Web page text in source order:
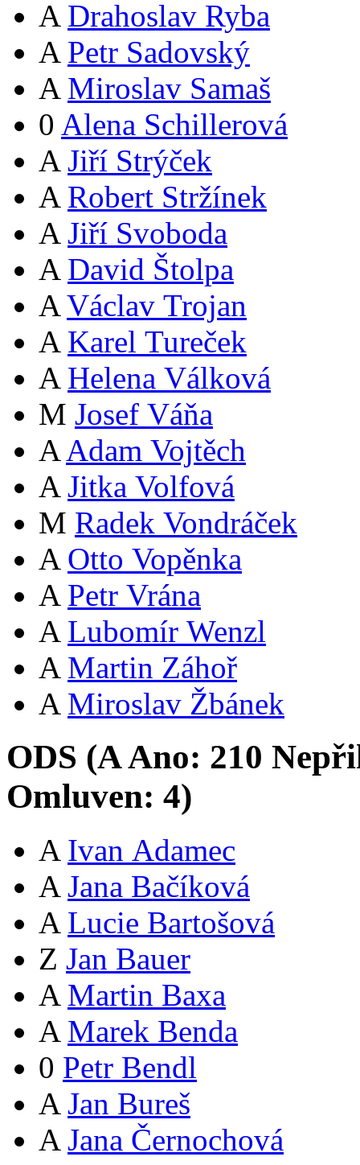
A Drahoslav Ryba
A Petr Sadovský
A Miroslav Samaš
0 Alena Schillerová
A Jiří Strýček
A Robert Stržínek
A Jiří Svoboda
A David Štolpa
A Václav Trojan
A Karel Tureček
A Helena Válková
M Josef Váňa
A Adam Vojtěch
A Jitka Volfová
M Radek Vondráček
A Otto Vopěnka
A Petr Vrána
A Lubomír Wenzl
A Martin Záhoř
A Miroslav Žbánek
ODS (AAno: 210
Omluven: 4)
A Ivan Adamec
A Jana Bačíková
A Lucie Bartošová
Z Jan Bauer
A Martin Baxa
A Marek Benda
0 Petr Bendl
A Jan Bureš
A Jana Černochová